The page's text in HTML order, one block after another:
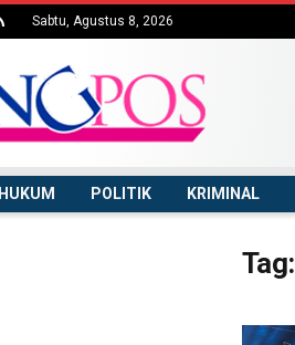
Sabtu, Agustus 8, 2026
HUKUM POLITIK KRIMINAL
Tag: